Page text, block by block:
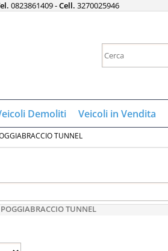
0823861409 -Cell. 3270025946
Demoliti Veicoli in Vendita
TUNNEL
TUNNEL